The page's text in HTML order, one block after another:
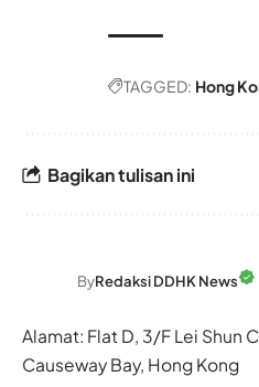
TAGGED: Hong
Bagikan tulisan ini
ByRedaksi DDHK News
Alamat: Flat D, 3/F Lei Shun
Causeway Bay, Hong Kong